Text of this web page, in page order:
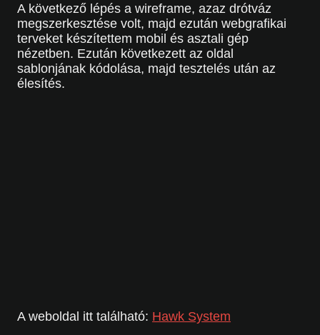
A következő lépés a wireframe, azaz drótváz
megszerkesztése volt, majd ezután webgrafikai
terveket készítettem mobil és asztali gép
nézetben. Ezután következett az oldal
sablonjának kódolása, majd tesztelés után az
élesítés.
A weboldal itt található: Hawk System